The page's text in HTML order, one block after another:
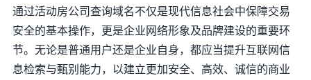
通过活动房公司查询域名不仅是现代信息社会中保障交易
安全的基本操作，更是企业网络形象及品牌建设的重要环
节。无论是普通用户还是企业自身，都应当提升互联网信
息检索与甄别能力，以建立更加安全、高效、诚信的商业